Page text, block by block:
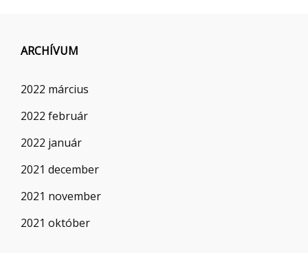
ARCHÍVUM
2022 március
2022 február
2022 január
2021 december
2021 november
2021 október